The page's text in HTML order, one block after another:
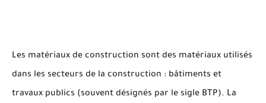
Les matériaux de construction sont des matériaux utilisés
dans les secteurs de la construction : bâtiments et
travaux publics (souvent désignés par le sigle BTP). La